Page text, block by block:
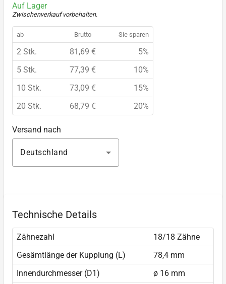
Auf Lager
Zwischenverkauf vorbehalten.
ab Brutto Sie sparen
2 Stk. 81,69 €
5%
5 Stk.
77,39 €
10%
10 Stk.
73,09 €
15%
20 Stk.
68,79 € 20%
Versand nach
Deutschland
Technische Details
Zähnezahl
18/18 Zähne
Gesämtlänge der Kupplung (L)
78,4 mm
Innendurchmesser (D1)
ø 16 mm